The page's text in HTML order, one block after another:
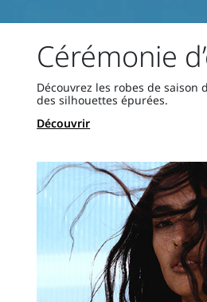
Cérémonie
Découvrez les robes de
des silhouettes épurées.
Découvrir